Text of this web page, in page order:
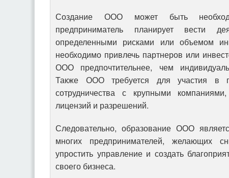
Создание ООО может быть
предприниматель планирует вести
определенными рисками или объемом
необходимо привлечь партнеров или
ООО предпочтительнее, чем
Также ООО требуется для участия в
сотрудничества с крупными
лицензий и разрешений.
Следовательно, образование ООО
многих предпринимателей, желающих
упростить управление и создать
своего бизнеса.